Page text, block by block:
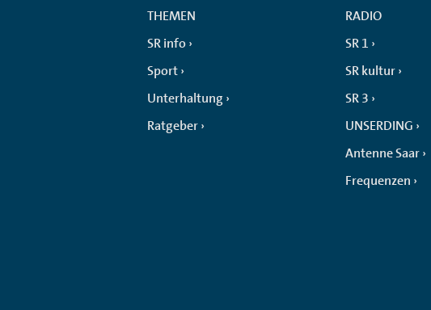
THEMEN
SR info
Sport
Unterhaltung
Ratgeber
RADIO
SR 1
SR kultur
SR 3
UNSERDING
Antenne Saar
Frequenzen